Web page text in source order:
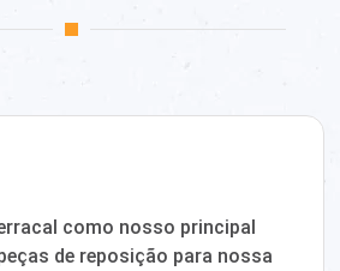
como nosso principal
de reposição para nossa